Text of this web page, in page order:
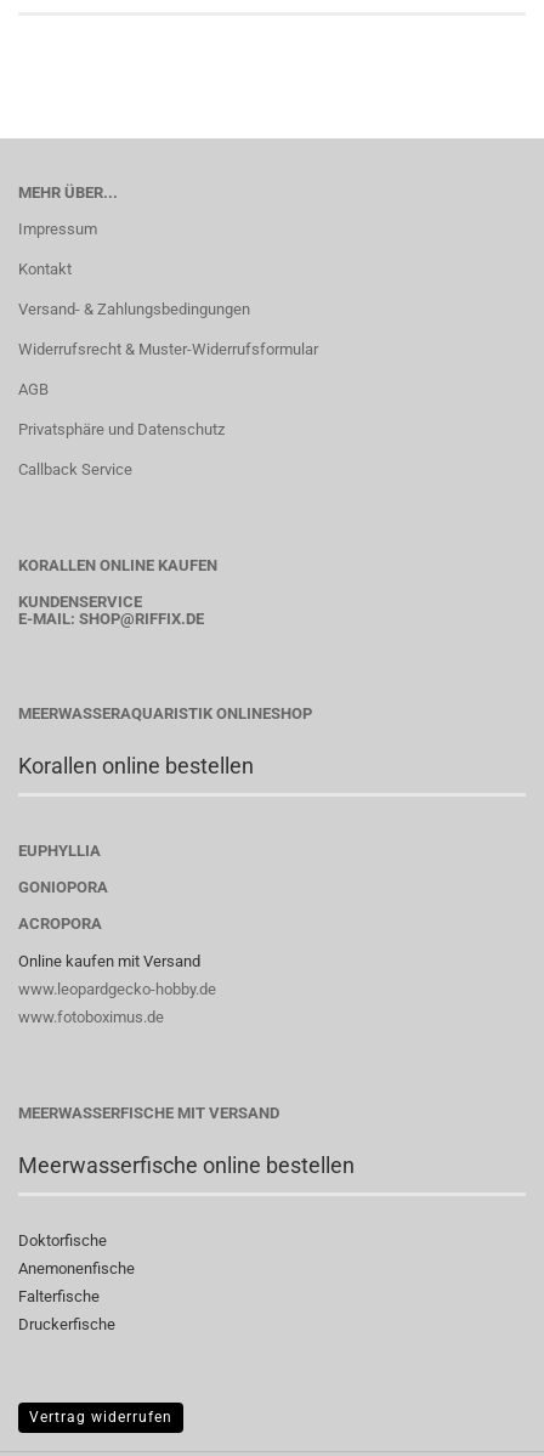
MEHR ÜBER...
Impressum
Kontakt
Versand- & Zahlungsbedingungen
Widerrufsrecht & Muster-Widerrufsformular
AGB
Privatsphäre und Datenschutz
Callback Service
KORALLEN ONLINE KAUFEN
KUNDENSERVICE
E-MAIL: SHOP@RIFFIX.DE
MEERWASSERAQUARISTIK ONLINESHOP
Korallen online bestellen
EUPHYLLIA
GONIOPORA
ACROPORA
Online kaufen mit Versand
www.leopardgecko-hobby.de
www.fotoboximus.de
MEERWASSERFISCHE MIT VERSAND
Meerwasserfische online bestellen
Doktorfische
Anemonenfische
Falterfische
Druckerfische
Vertrag widerrufen